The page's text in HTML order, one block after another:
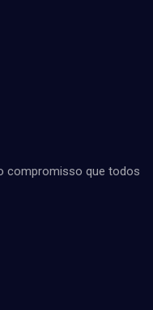
compromisso que todos